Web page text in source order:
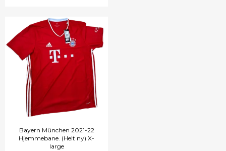
Bayern München 2021-22
Hjemmebane. (Helt ny) X-
large